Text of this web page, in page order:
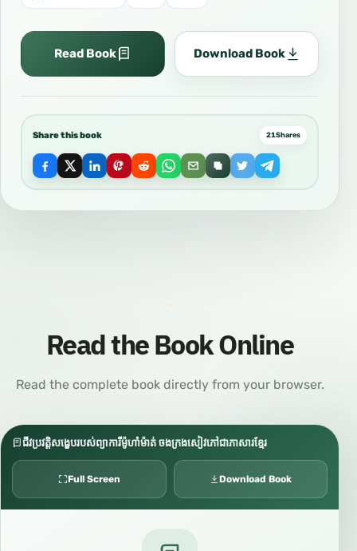
Read Book Download Book
Share this book 21Shares
Read the Book Online
Read the complete book directly from your browser.
ជីវប្រវត្តិសង្ខេបរបស់ព្យាការីម៉ូហាំម៉ាត់ ចងក្រងសៀវភៅជាភាសារខ្មែរ
Full Screen Download Book